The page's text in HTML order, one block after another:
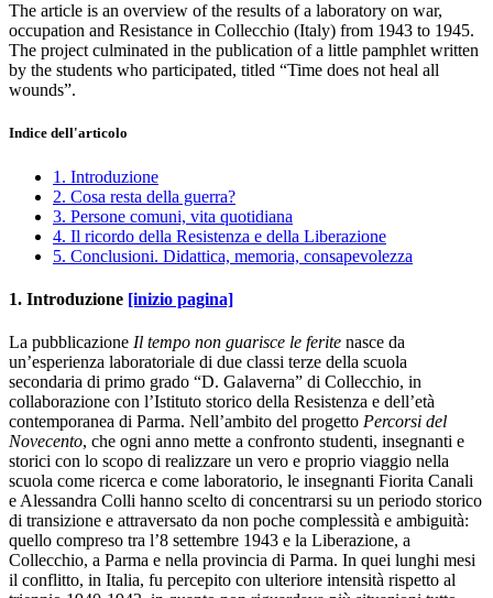
The article is an overview of the results of a laboratory on war,
occupation and Resistance in Collecchio (Italy) from 1943 to 1945.
The project culminated in the publication of a little pamphlet written
by the students who participated, titled “Time does not heal all
wounds”.
Indice dell'articolo
1. Introduzione
2. Cosa resta della guerra?
3. Persone comuni, vita quotidiana
4. Il ricordo della Resistenza e della Liberazione
5. Conclusioni. Didattica, memoria, consapevolezza
1. Introduzione [inizio pagina]
La pubblicazione Il tempo non guarisce le ferite nasce da
un’esperienza laboratoriale di due classi terze della scuola
secondaria di primo grado “D. Galaverna” di Collecchio, in
collaborazione con l’Istituto storico della Resistenza e dell’età
contemporanea di Parma. Nell’ambito del progetto Percorsi del
Novecento, che ogni anno mette a confronto studenti, insegnanti e
storici con lo scopo di realizzare un vero e proprio viaggio nella
scuola come ricerca e come laboratorio, le insegnanti Fiorita Canali
e Alessandra Colli hanno scelto di concentrarsi su un periodo storico
di transizione e attraversato da non poche complessità e ambiguità:
quello compreso tra l’8 settembre 1943 e la Liberazione, a
Collecchio, a Parma e nella provincia di Parma. In quei lunghi mesi
il conflitto, in Italia, fu percepito con ulteriore intensità rispetto al